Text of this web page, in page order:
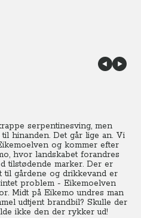
serpentinesving, men
hinanden. Det går lige an. Vi
og kommer efter
hvor landskabet forandres
tilstødende marker. Der er
til gårdene og drikkevand er
problem - Eikemoelven
Midt på Eikemo undres man
udtjent brandbil? Skulle der
ikke den der rykker ud!